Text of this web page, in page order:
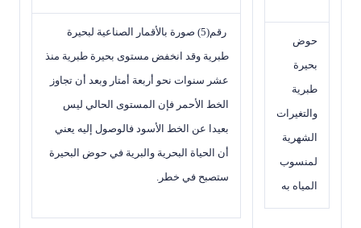
حوض
بحيرة
طبرية
والتغيرات
الشهرية
لمنسوب
المياه به
رقم(5) صورة بالأقمار الصناعية لبحيرة
طبرية وقد انخفض مستوى بحيرة طبرية منذ
عشر سنوات نحو أربعة أمتار وبعد أن تجاوز
الخط الأحمر فإن المستوى الحالي ليس
بعيدا عن الخط الأسود فالوصول إليه يعني
أن الحياة البحرية والبرية في حوض البحيرة
ستصبح في خطر.